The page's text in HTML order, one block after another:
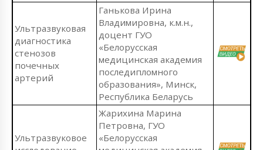
Ультразвуковая
диагностика
стенозов
почечных
артерий
Ганькова Ирина
Владимировна, к.м.н.,
доцент ГУО
«Белорусская
медицинская академия
последипломного
образования», Минск,
Республика Беларусь
Ультразвуковое
Жарихина Марина
Петровна, ГУО
«Белорусская